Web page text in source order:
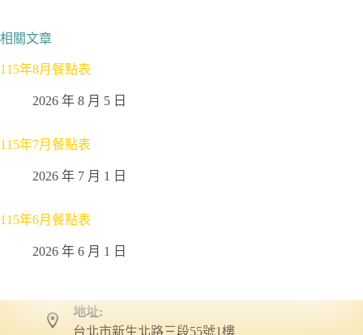
相關文章
115年8月餐點表
2026 年 8 月 5 日
115年7月餐點表
2026 年 7 月 1 日
115年6月餐點表
2026 年 6 月 1 日
地址:
台北市新生北路三段55號1樓